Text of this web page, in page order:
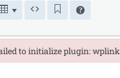
to initialize plugin: wplink
to initialize plugin: wplink